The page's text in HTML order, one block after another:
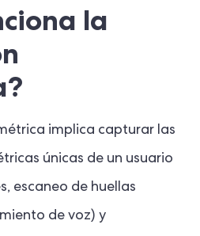
la
implica capturar las
únicas de un usuario
escaneo de huellas
de voz) y